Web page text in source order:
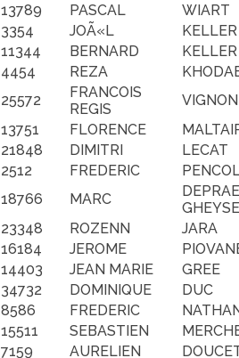
13789 PASCAL
WIART
3354 JOÃ«L
KELLER
11344 BERNARD
KELLER
4454 REZA
25572
FRANCOIS
REGIS
VIGNON
13751 FLORENCE
21848 DIMITRI
LECAT
2512 FREDERIC
18766 MARC
23348 ROZENN
JARA
16184 JEROME
14403 JEAN MARIE
GREE
34732 DOMINIQUE
DUC
8586 FREDERIC
15511 SEBASTIEN
7159 AURELIEN